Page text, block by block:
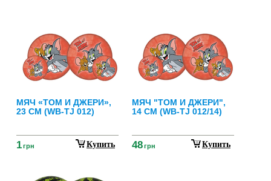
МЯЧ «ТОМ И ДЖЕРИ»,
23 СМ (WB-TJ 012)
1грн Купить
МЯЧ "ТОМ И ДЖЕРИ",
14 СМ (WB-TJ 012/14)
48грн Купить